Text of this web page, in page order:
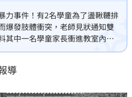
力事件！有2名學童為了盪鞦韆排
爆發肢體衝突，老師見狀通知雙
其中一名學童家長衝進教室內
話「X你X」，更作勢要拿椅子
院審理後全判無罪。
導